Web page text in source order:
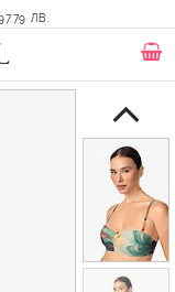
ЛВ.